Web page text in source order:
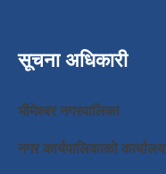
सूचना अधिकारी
भीमेश्वर नगरपालिका
नगर कार्यपालिकाको कार्यालय